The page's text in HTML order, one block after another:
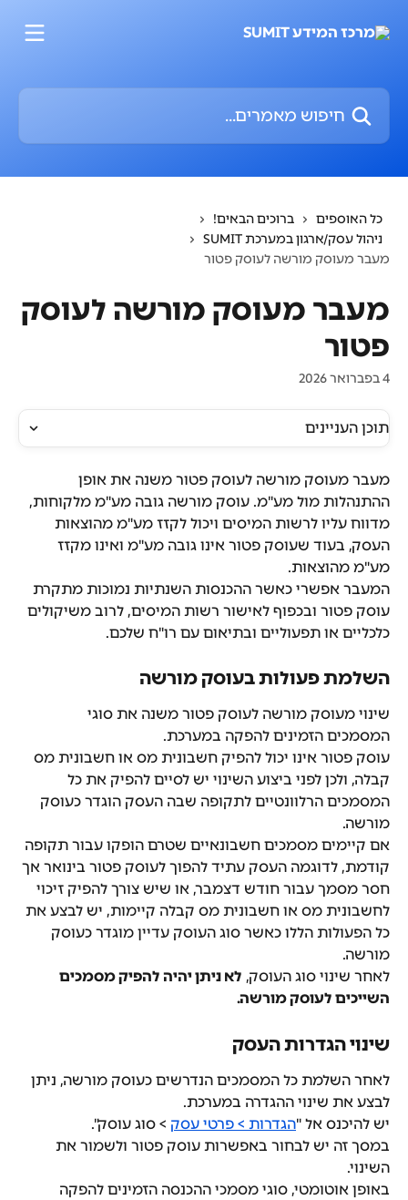
חיפוש מאמרים...
כל האוספים
ברוכים הבאים!
ניהול עסק/ארגון במערכת SUMIT
מעבר מעוסק מורשה לעוסק פטור
מעבר מעוסק מורשה לעוסק
פטור
4 בפברואר 2026
תוכן העניינים
מעבר מעוסק מורשה לעוסק פטור משנה את אופן
ההתנהלות מול מע"מ. עוסק מורשה גובה מע"מ מלקוחות,
מדווח עליו לרשות המיסים ויכול לקזז מע"מ מהוצאות
העסק, בעוד שעוסק פטור אינו גובה מע"מ ואינו מקזז
מע"מ מהוצאות.
המעבר אפשרי כאשר ההכנסות השנתיות נמוכות מתקרת
עוסק פטור ובכפוף לאישור רשות המיסים, לרוב משיקולים
כלכליים או תפעוליים ובתיאום עם רו"ח שלכם.
השלמת פעולות בעוסק מורשה
שינוי מעוסק מורשה לעוסק פטור משנה את סוגי
המסמכים הזמינים להפקה במערכת.
עוסק פטור אינו יכול להפיק חשבונית מס או חשבונית מס
קבלה, ולכן לפני ביצוע השינוי יש לסיים להפיק את כל
המסמכים הרלוונטיים לתקופה שבה העסק הוגדר כעוסק
מורשה.
אם קיימים מסמכים חשבונאיים שטרם הופקו עבור תקופה
קודמת, לדוגמה העסק עתיד להפוך לעוסק פטור בינואר אך
חסר מסמך עבור חודש דצמבר, או שיש צורך להפיק זיכוי
לחשבונית מס או חשבונית מס קבלה קיימות, יש לבצע את
כל הפעולות הללו כאשר סוג העוסק עדיין מוגדר כעוסק
מורשה.
לאחר שינוי סוג העוסק, לא ניתן יהיה להפיק מסמכים
השייכים לעוסק מורשה.
שינוי הגדרות העסק
לאחר השלמת כל המסמכים הנדרשים כעוסק מורשה, ניתן
לבצע את שינוי ההגדרה במערכת.
יש להיכנס אל "הגדרות > פרטי עסק > סוג עוסק".
במסך זה יש לבחור באפשרות עוסק פטור ולשמור את
השינוי.
באופן אוטומטי, סוגי מסמכי ההכנסה הזמינים להפקה